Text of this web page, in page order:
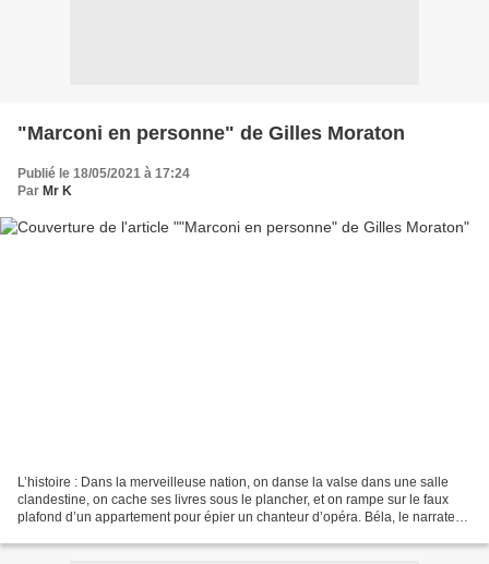
"Marconi en personne" de Gilles Moraton
Publié le 18/05/2021 à 17:24
Par Mr K
L’histoire : Dans la merveilleuse nation, on danse la valse dans une salle
clandestine, on cache ses livres sous le plancher, et on rampe sur le faux
plafond d’un appartement pour épier un chanteur d’opéra. Béla, le narrateur